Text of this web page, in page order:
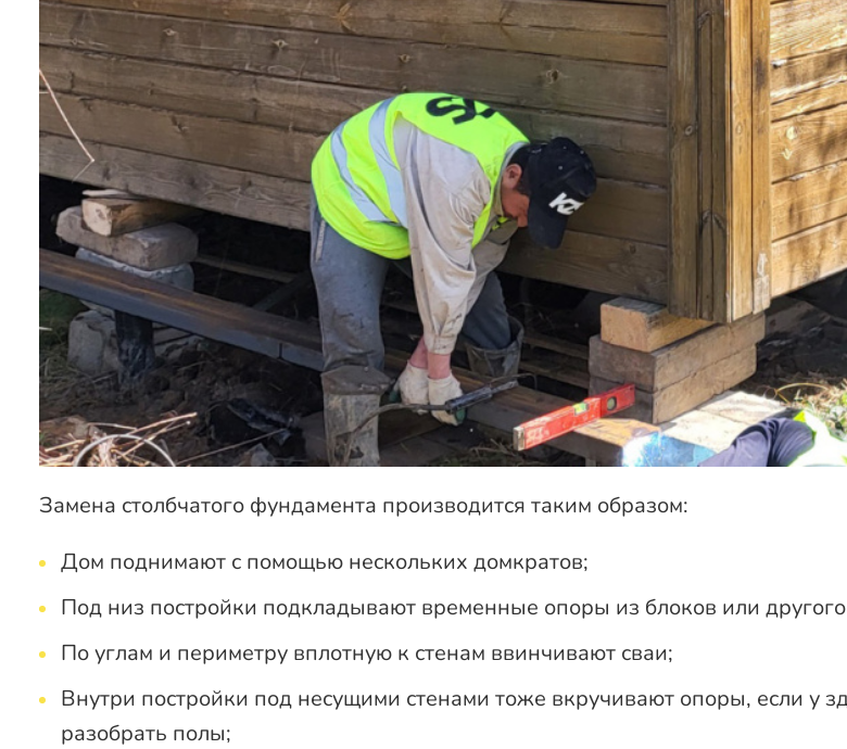
Замена столбчатого фундамента производится таким образом:
Дом поднимают с помощью нескольких домкратов;
Под низ постройки подкладывают временные опоры из блоков или
По углам и периметру вплотную к стенам ввинчивают сваи;
Внутри постройки под несущими стенами тоже вкручивают опоры, если у
разобрать полы;